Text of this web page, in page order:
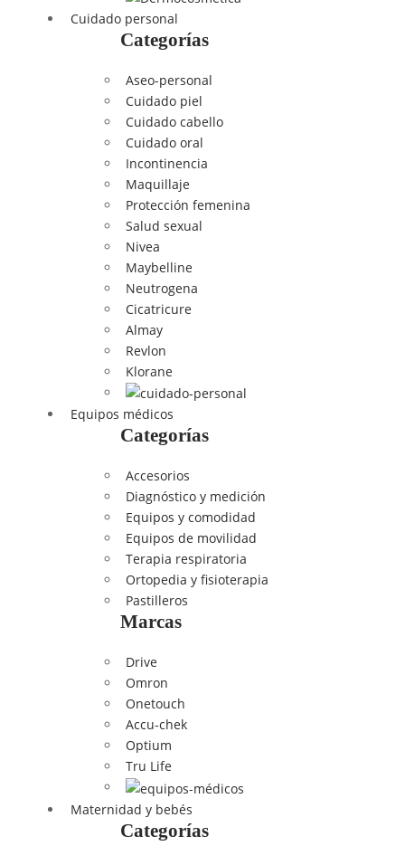
Cuidado personal
Categorías
Aseo-personal
Cuidado piel
Cuidado cabello
Cuidado oral
Incontinencia
Maquillaje
Protección femenina
Salud sexual
Nivea
Maybelline
Neutrogena
Cicatricure
Almay
Revlon
Klorane
Equipos médicos
Categorías
Accesorios
Diagnóstico y medición
Equipos y comodidad
Equipos de movilidad
Terapia respiratoria
Ortopedia y fisioterapia
Pastilleros
Marcas
Drive
Omron
Onetouch
Accu-chek
Optium
Tru Life
Maternidad y bebés
Categorías